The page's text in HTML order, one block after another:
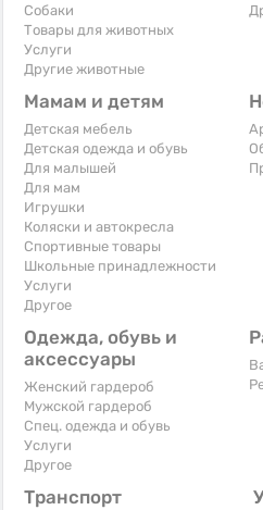
Собаки
Товары для животных
Услуги
Другие животные
Мамам и детям
Детская мебель
Детская одежда и обувь
Для малышей
Для мам
Игрушки
Коляски и автокресла
Спортивные товары
Школьные принадлежности
Услуги
Другое
Одежда, обувь и
аксессуары
Женский гардероб
Мужской гардероб
Спец. одежда и обувь
Услуги
Другое
Транспорт